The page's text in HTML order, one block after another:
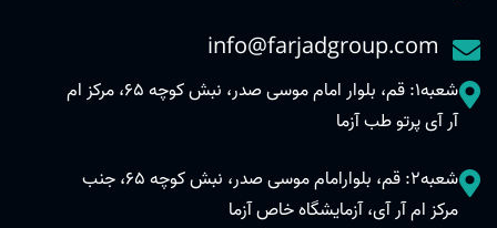
info@farjadgroup.com
شعبه1: قم، بلوار امام موسی صدر، نبش کوچه 65، مرکز ام
آر آی پرتو طب آزما
شعبه2: قم، بلوارامام موسی صدر، نبش کوچه 65، جنب
مرکز ام آر آی، آزمایشگاه خاص آزما